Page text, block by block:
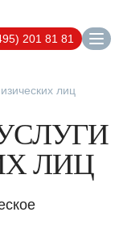
201 81 81
лиц
ЛИЦ